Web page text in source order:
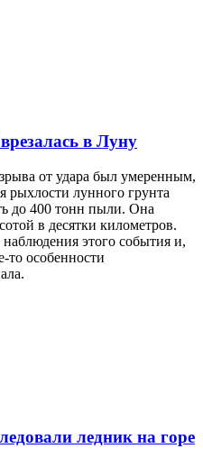
в Луну
от удара был умеренным,
рыхлости лунного грунта
до 400 тонн пыли. Она
в десятки километров.
этого события и,
то особенности
ледник на горе